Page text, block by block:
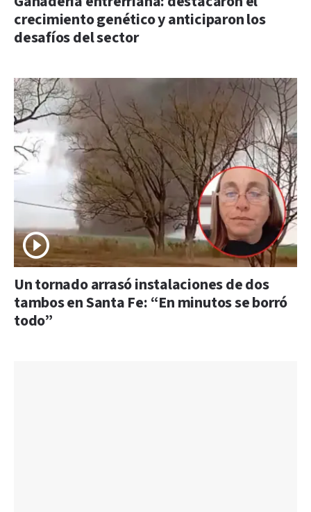
crecimiento genético y anticiparon los
desafíos del sector
Un tornado arrasó instalaciones de dos
tambos en Santa Fe: “En minutos se borró
todo”